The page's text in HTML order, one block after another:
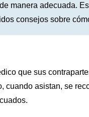
manera adecuada.
consejos sobre
que sus
cuando asistan, se